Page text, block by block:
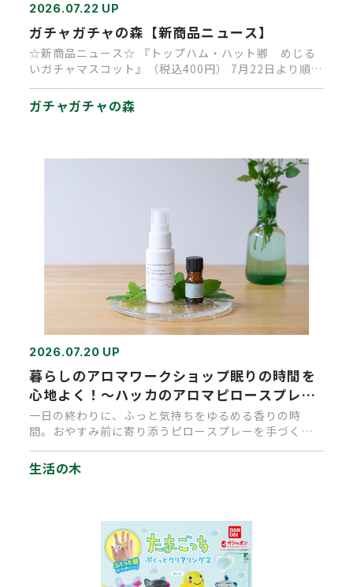
2026.07.22 UP
ガチャガチャの森【新商品ニュース】
☆新商品ニュース☆ 『トップハム・ハット卿 めじる
いガチャマスコット』（税込400円） 7月22日より順次
ガチャガチャの森
2026.07.20 UP
暮らしのアロマワークショップ眠りの時間を
心地よく！～ハッカのアロマピロースプレー
づくり～
一日の終わりに、ふっと気持ちをゆるめる香りの時
間。おやすみ前に寄り添うピロースプレーを手づくり
生活の木